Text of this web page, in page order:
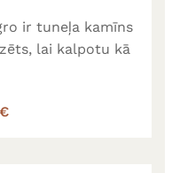
ir tuneļa kamīns
lai kalpotu kā